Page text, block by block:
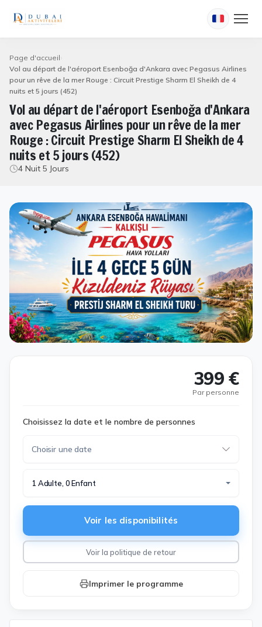
Page d'accueil
Vol au départ de l'aéroport Esenboğa d'Ankara avec Pegasus Airlines
pour un rêve de la mer Rouge : Circuit Prestige Sharm El Sheikh de 4
nuits et 5 jours (452)
Vol au départ de l'aéroport Esenboğa d'Ankara
avec Pegasus Airlines pour un rêve de la mer
Rouge : Circuit Prestige Sharm El Sheikh de 4
nuits et 5 jours (452)
4 Nuit 5 Jours
399 €
Par personne
Choisissez la date et le nombre de personnes
1 Adulte, 0 Enfant
Voir les disponibilités
Voir la politique de retour
Imprimer le programme